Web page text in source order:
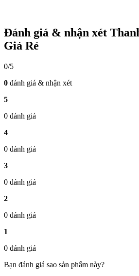
Đánh giá & nhận xét
Giá Rẻ
0/5
0 đánh giá & nhận xét
5
0 đánh giá
4
0 đánh giá
3
0 đánh giá
2
0 đánh giá
1
0 đánh giá
Bạn đánh giá sao sản phẩm này?